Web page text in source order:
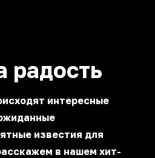
радость
интересные
известия для
в нашем хит-